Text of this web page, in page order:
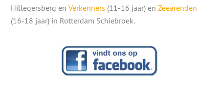
Hillegersberg enVerkenners (11-16 jaar) enZeearenden
(16-18 jaar) in Rotterdam Schiebroek.